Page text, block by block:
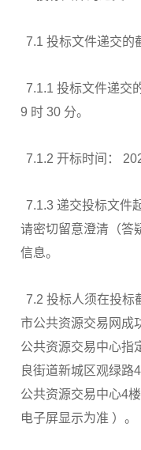
7.1 投标文件递交的
7.1.1 投标文件递交
9 时 30 分。
7.1.2 开标时间：
7.1.3 递交投标文件
请密切留意澄清（答
信息。
7.2 投标人须在投标
市公共资源交易网成
公共资源交易中心指
良街道新城区观绿路
公共资源交易中心4
电子屏显示为准 ）。